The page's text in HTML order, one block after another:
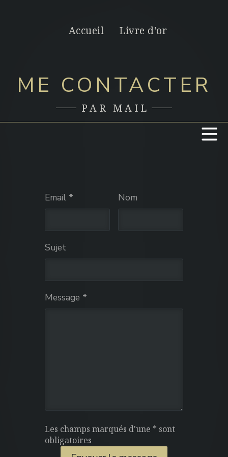
Accueil Livre d'or
ME CONTACTER
PAR MAIL
Email * Nom
Sujet
Message *
Les champs marqués d'une * sont
obligatoires